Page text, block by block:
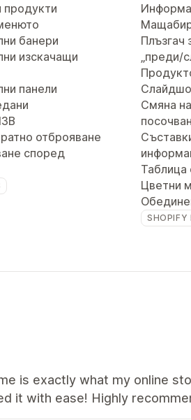
продукти
банери
изскачащи
панели
отброяване
според
Плъзгач
„преди/
Смяна
Таблица
Цветни
SHOPIFY
is exactly what my online
it with ease! Highly